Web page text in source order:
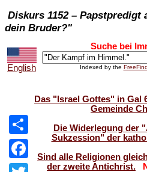
Diskurs 1152 –
dein Bruder?"
English
Suche bei
Indexed by the
Share
Facebook
Das "Israel Gottes" in Gal
Gemeinde
Die Widerlegung der
Sukzession" der
Sind alle Religionen
der zweite Antichrist.